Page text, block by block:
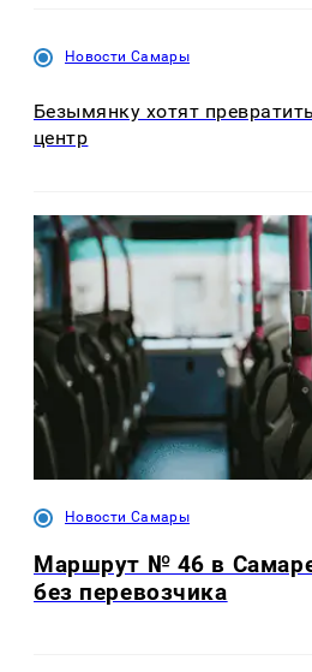
Новости Самары
Безымянку хотят
центр
Новости Самары
Маршрут № 46 в
без перевозчика